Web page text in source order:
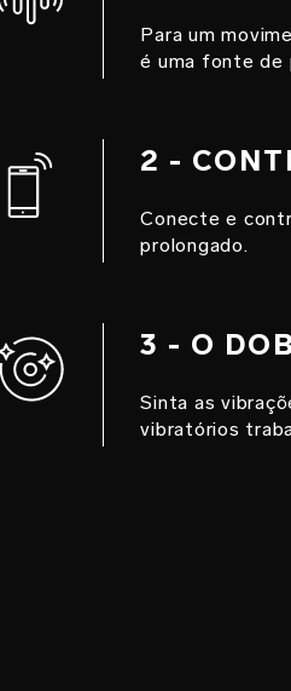
Para um
é uma fonte de
2 -
Conecte e
prolongado.
3 - O
Sinta as
vibratórios